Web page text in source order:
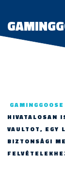
GAMINGGOOSE
HIVATALOSAN
VAULTOT, EGY
BIZTONSÁGI